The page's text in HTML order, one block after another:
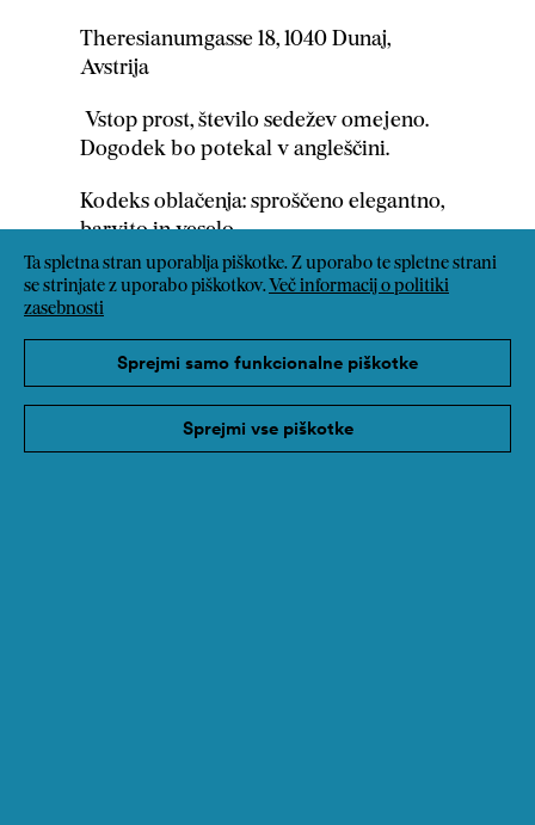
Ta spletna stran uporablja piškotke. Z uporabo te spletne strani
se strinjate z uporabo piškotkov. Več informacij o politiki
zasebnosti
Sprejmi samo funkcionalne piškotke
Sprejmi vse piškotke
Theresianumgasse 18, 1040 Dunaj,
Avstrija
Vstop prost, število sedežev omejeno.
Dogodek bo potekal v angleščini.
Kodeks oblačenja: sproščeno elegantno,
barvito in veselo.
Dogodek bo povezovala Stephanie Cox,
soustanoviteljica Chancen:reich in
pobudnica izobraževalnih projektov, kot
sta Land der Bildung ali
Duet Dobrek Biz nas bo ves večer